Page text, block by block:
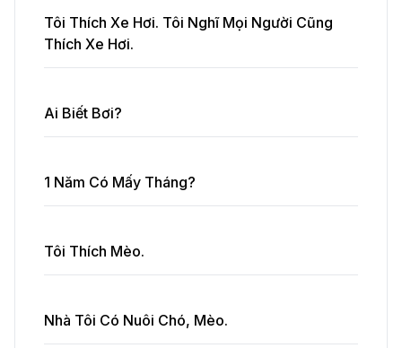
Tôi Thích Xe Hơi. Tôi Nghĩ Mọi Người Cũng
Thích Xe Hơi.
Ai Biết Bơi?
1 Năm Có Mấy Tháng?
Tôi Thích Mèo.
Nhà Tôi Có Nuôi Chó, Mèo.